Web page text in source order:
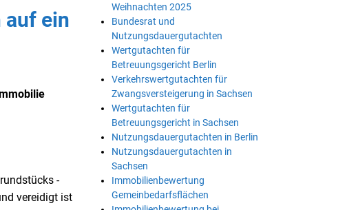
auf ein
-
vereidigt ist
Weihnachten 2025
Bundesrat und
Nutzungsdauergutachten
Wertgutachten für
Betreuungsgericht Berlin
Verkehrswertgutachten für
Zwangsversteigerung in Sachsen
Wertgutachten für
Betreuungsgericht in Sachsen
Nutzungsdauergutachten in Berlin
Nutzungsdauergutachten in
Sachsen
Immobilienbewertung
Gemeinbedarfsflächen